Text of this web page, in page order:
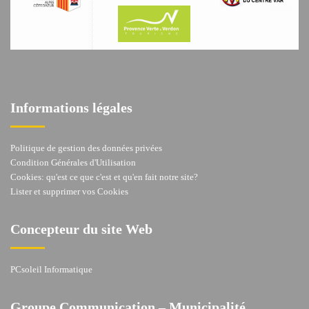
Informations légales
Politique de gestion des données privées
Condition Générales d'Utilisation
Cookies: qu'est ce que c'est et qu'en fait notre site?
Lister et supprimer vos Cookies
Concepteur du site Web
PCsoleil Informatique